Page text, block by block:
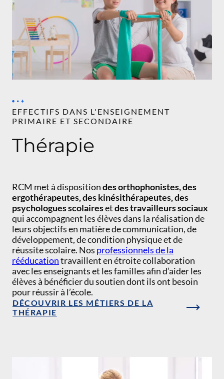
EFFECTIFS DANS L'ENSEIGNEMENT
PRIMAIRE ET SECONDAIRE
Thérapie
RCM met à dispositiondes orthophonistes, des
ergothérapeutes, des kinésithérapeutes, des
psychologues scolairesetdes travailleurs sociaux
qui accompagnent les élèves dans la réalisation de
leurs objectifs en matière de communication, de
développement, de condition physique et de
réussite scolaire. Nos professionnels de la
rééducationtravaillent en étroite collaboration
avec les enseignants et les familles afin d’aider les
élèves à bénéficier du soutien dont ils ont besoin
pour réussir à l’école.
DÉCOUVRIR LES MÉTIERS DE LA
THÉRAPIE